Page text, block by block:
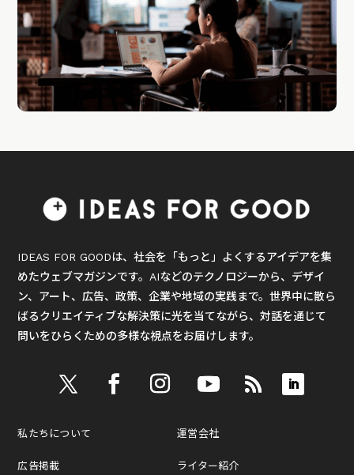
IDEAS FOR GOODは、社会を「もっと」よくするアイデアを集
めたウェブマガジンです。AIなどのテクノロジーから、デザイ
ン、アート、広告、政策、企業や地域の実践まで。世界中に散ら
ばるクリエイティブな解決策に光を当てながら、対話を通じて
問いをひらくための多様な視点をお届けします。
私たちについて
広告掲載
運営会社
ライター紹介